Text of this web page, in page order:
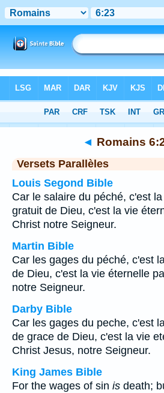
Chapitre 6 > Verset 23
◄ Romains
Versets Parallèles
Louis Segond Bible
Car le salaire du péché, c'est
gratuit de Dieu, c'est la vie
Christ notre Seigneur.
Martin Bible
Car les gages du péché, c'est
de Dieu, c'est la vie éternelle
notre Seigneur.
Darby Bible
Car les gages du peche, c'est
de grace de Dieu, c'est la vie
Christ Jesus, notre Seigneur.
King James Bible
For the wages of sin is death;